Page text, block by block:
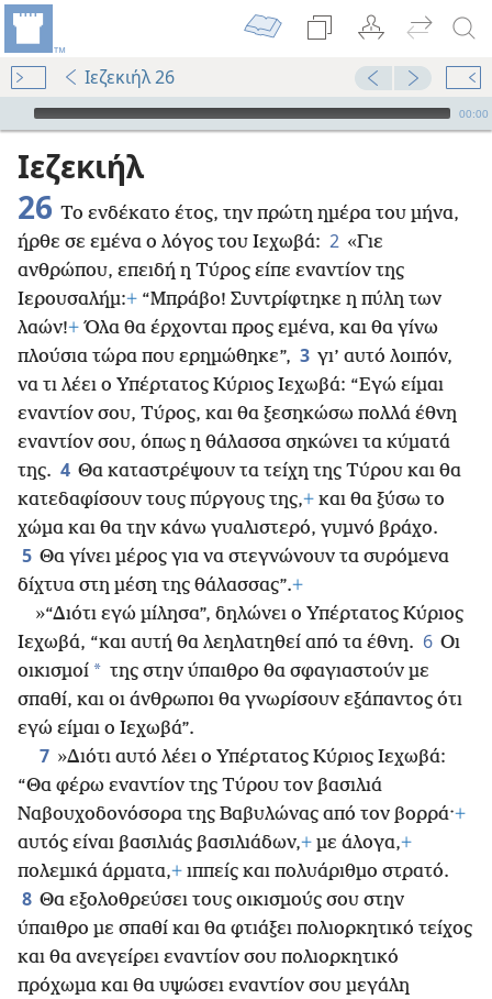
Ιεζεκιήλ 26
Audio Player
00:00
Ιεζεκιήλ
26 Το ενδέκατο έτος, την πρώτη ημέρα του μήνα,
ήρθε σε εμένα ο λόγος του Ιεχωβά: 2 «Γιε
ανθρώπου, επειδή η Τύρος είπε εναντίον της
Ιερουσαλήμ:+ “Μπράβο! Συντρίφτηκε η πύλη των
λαών!+ Όλα θα έρχονται προς εμένα, και θα γίνω
πλούσια τώρα που ερημώθηκε”, 3 γι’ αυτό λοιπόν,
να τι λέει ο Υπέρτατος Κύριος Ιεχωβά: “Εγώ είμαι
εναντίον σου, Τύρος, και θα ξεσηκώσω πολλά έθνη
εναντίον σου, όπως η θάλασσα σηκώνει τα κύματά
της. 4 Θα καταστρέψουν τα τείχη της Τύρου και θα
κατεδαφίσουν τους πύργους της,+ και θα ξύσω το
χώμα και θα την κάνω γυαλιστερό, γυμνό βράχο.
5 Θα γίνει μέρος για να στεγνώνουν τα συρόμενα
δίχτυα στη μέση της θάλασσας”.+
»“Διότι εγώ μίλησα”, δηλώνει ο Υπέρτατος Κύριος
Ιεχωβά, “και αυτή θα λεηλατηθεί από τα έθνη. 6 Οι
οικισμοί * της στην ύπαιθρο θα σφαγιαστούν με
σπαθί, και οι άνθρωποι θα γνωρίσουν εξάπαντος ότι
εγώ είμαι ο Ιεχωβά”.
7 »Διότι αυτό λέει ο Υπέρτατος Κύριος Ιεχωβά:
“Θα φέρω εναντίον της Τύρου τον βασιλιά
Ναβουχοδονόσορα της Βαβυλώνας από τον βορρά·+
αυτός είναι βασιλιάς βασιλιάδων,+ με άλογα,+
πολεμικά άρματα,+ ιππείς και πολυάριθμο στρατό.
8 Θα εξολοθρεύσει τους οικισμούς σου στην
ύπαιθρο με σπαθί και θα φτιάξει πολιορκητικό τείχος
και θα ανεγείρει εναντίον σου πολιορκητικό
πρόχωμα και θα υψώσει εναντίον σου μεγάλη